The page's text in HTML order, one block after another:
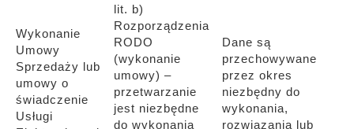
Wykonanie
Umowy
Sprzedaży lub
umowy o
świadczenie
Usługi
lit. b)
Rozporządzenia
RODO
(wykonanie
umowy) –
przetwarzanie
jest niezbędne
do wykonania
Dane są
przechowywane
przez okres
niezbędny do
wykonania,
rozwiązania lub